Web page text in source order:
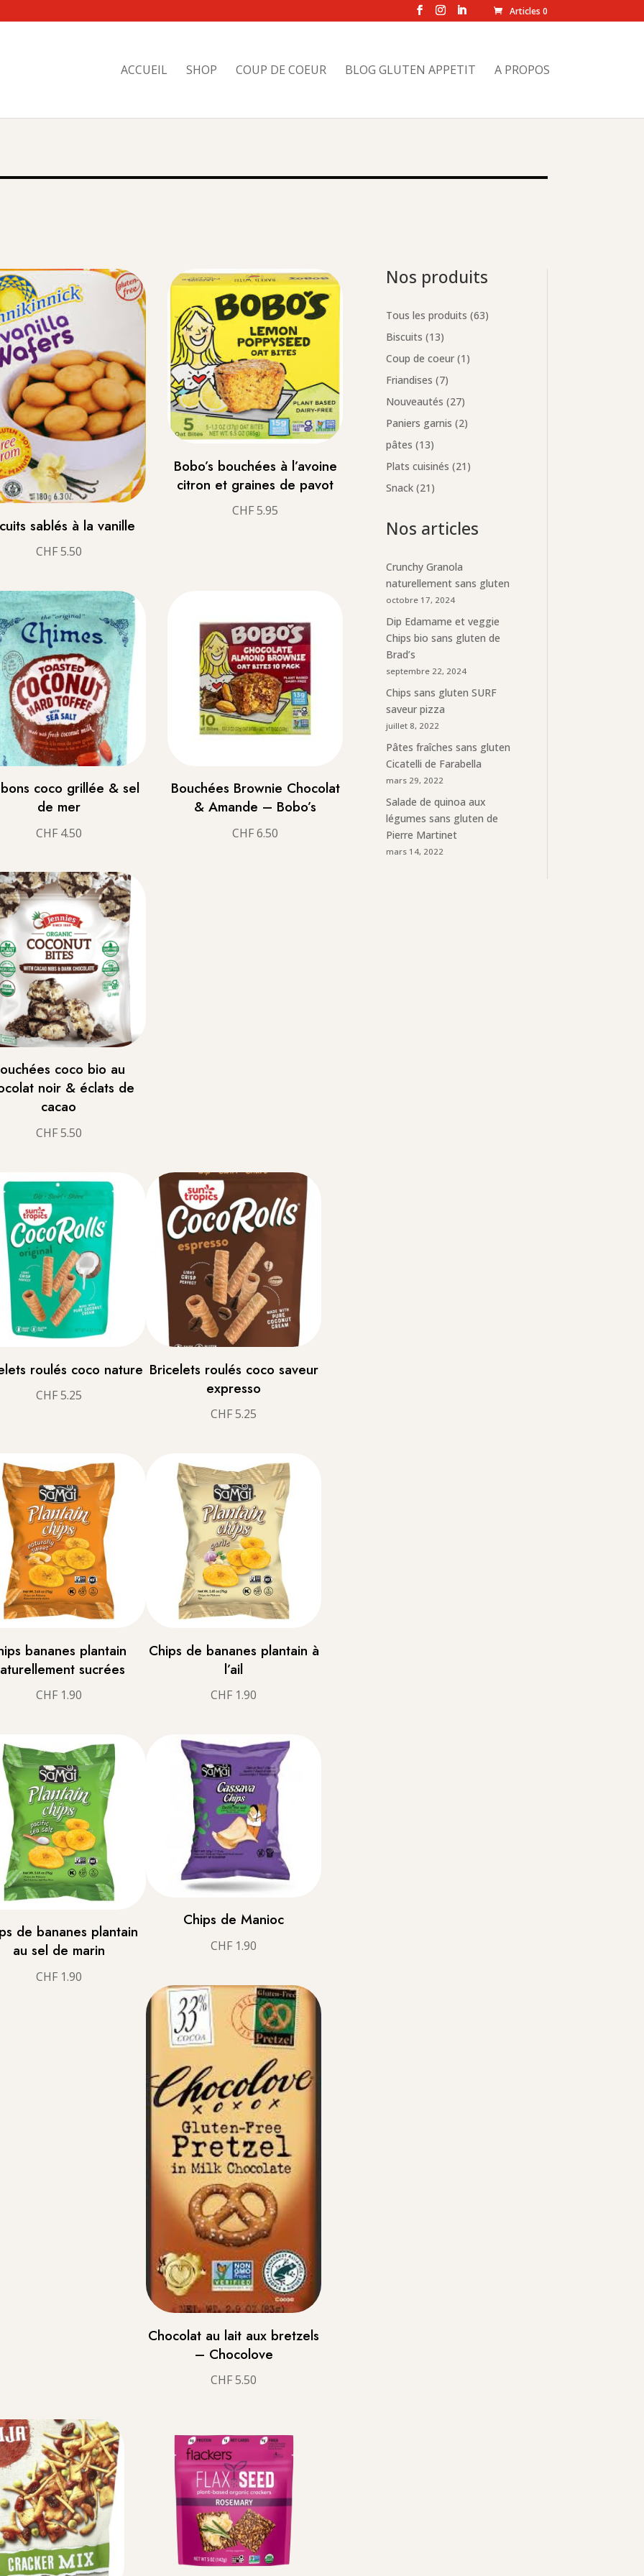
Articles 0
ACCUEIL SHOP COUP DE COEUR BLOG GLUTEN APPETIT A PROPOS
sablés à la vanille
CHF5.50
Bobo’s bouchées à l’avoine
citron et graines de pavot
CHF5.95
coco grillée & sel
de mer
CHF4.50
Bouchées Brownie Chocolat
& Amande – Bobo’s
CHF6.50
coco bio au
noir & éclats de
cacao
CHF5.50
roulés coco nature
CHF5.25
Bricelets roulés coco saveur
expresso
CHF5.25
bananes plantain
sucrées
CHF1.90
Chips de bananes plantain à
l’ail
CHF 1.90
de bananes plantain
au sel de marin
CHF1.90
Chips de Manioc
CHF 1.90
Chocolat au lait aux bretzels
– Chocolove
CHF5.50
Nos produits
Tous les produits 6363
Biscuits 1313
produits
Coup de coeur 1 1
Friandises 77
produits
Nouveautés 2727
produits
Paniers garnis 22
pâtes 1313
produits
Plats cuisinés 21 21
Snack 21 21
Nos articles
Crunchy Granola
naturellement sans gluten
octobre 17, 2024
Dip Edamame et veggie
Chips bio sans gluten de
Brad’s
septembre 22, 2024
Chips sans gluten SURF
saveur pizza
juillet 8, 2022
Pâtes fraîches sans gluten
Cicatelli de Farabella
mars 29, 2022
Salade de quinoa aux
légumes sans gluten de
Pierre Martinet
mars 14, 2022